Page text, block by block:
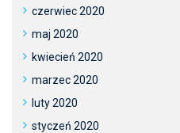
czerwiec 2020
maj 2020
kwiecień 2020
marzec 2020
luty 2020
styczeń 2020